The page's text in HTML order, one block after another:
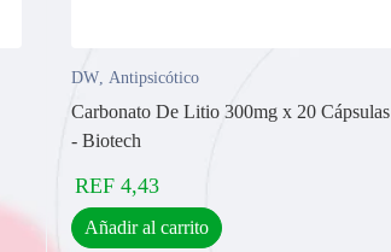
DW, Antipsicótico
Carbonato De Litio 300mg x 20 Cápsulas
- Biotech
REF 4,43
Añadir al carrito